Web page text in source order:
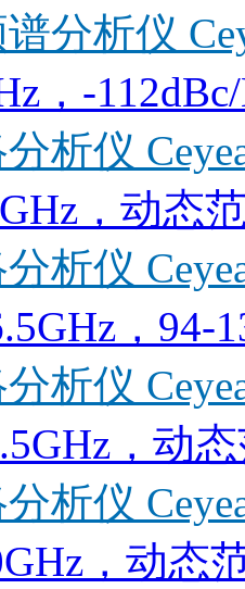
分析仪
，-
析仪
，动态
析仪
，94-
析仪
，动
析仪
，动态